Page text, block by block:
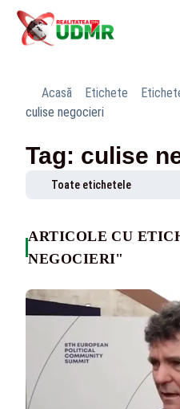
Acasă Etichete
culise negocieri
Tag: culise
Toate etichetele
ARTICOLE CU
NEGOCIERI"